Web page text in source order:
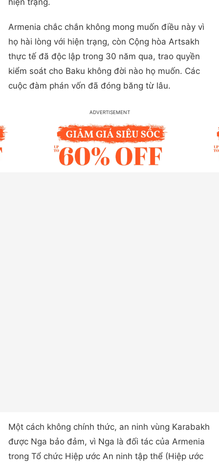
hiện trạng.
Armenia chắc chắn không mong muốn điều này vì
họ hài lòng với hiện trạng, còn Cộng hòa Artsakh
thực tế đã độc lập trong 30 năm qua, trao quyền
kiểm soát cho Baku không đời nào họ muốn. Các
cuộc đàm phán vốn đã đóng băng từ lâu.
Một cách không chính thức, an ninh vùng Karabakh
được Nga bảo đảm, vì Nga là đối tác của Armenia
trong Tổ chức Hiệp ước An ninh tập thể (Hiệp ước